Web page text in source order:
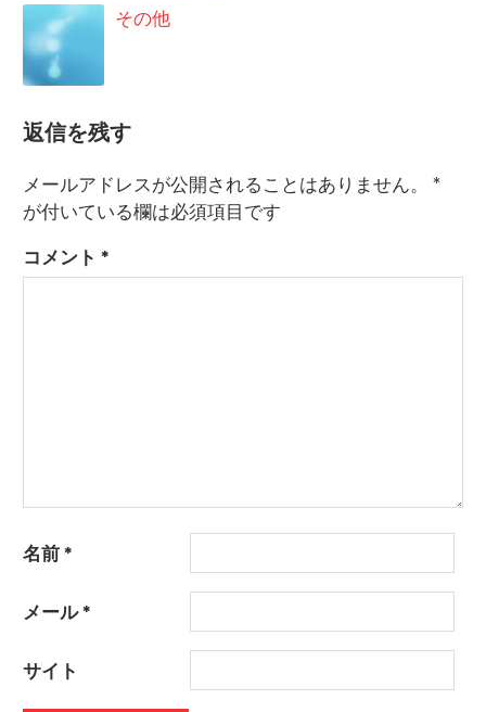
その他
返信を残す
メールアドレスが公開されることはありません。
*
が付いている欄は必須項目です
コメント *
名前 *
メール*
サイト